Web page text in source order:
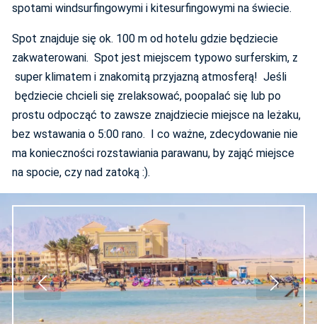
spotami windsurfingowymi i kitesurfingowymi na świecie.
Spot znajduje się ok. 100 m od hotelu gdzie będziecie
zakwaterowani. Spot jest miejscem typowo surferskim, z
super klimatem i znakomitą przyjazną atmosferą! Jeśli
będziecie chcieli się zrelaksować, poopalać się lub po
prostu odpocząć to zawsze znajdziecie miejsce na leżaku,
bez wstawania o 5:00 rano. I co ważne, zdecydowanie nie
ma konieczności rozstawiania parawanu, by zająć miejsce
na spocie, czy nad zatoką :).